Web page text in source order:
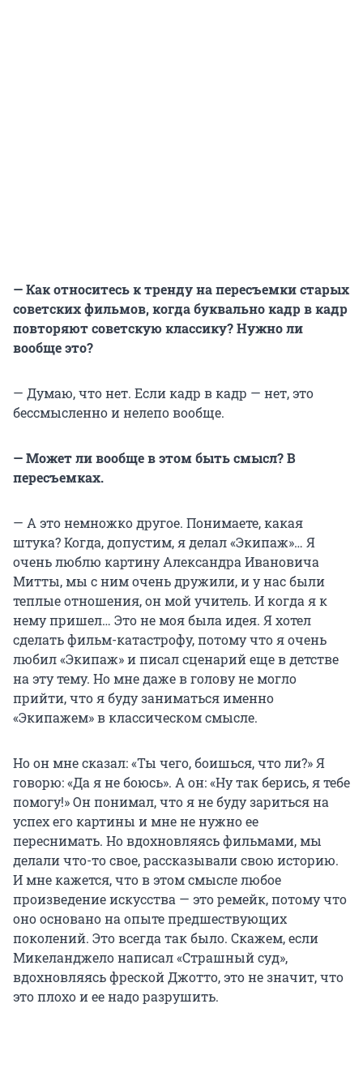
— Как относитесь к тренду на пересъемки старых
советских фильмов, когда буквально кадр в кадр
повторяют советскую классику? Нужно ли
вообще это?
— Думаю, что нет. Если кадр в кадр — нет, это
бессмысленно и нелепо вообще.
— Может ли вообще в этом быть смысл? В
пересъемках.
— А это немножко другое. Понимаете, какая
штука? Когда, допустим, я делал «Экипаж»… Я
очень люблю картину Александра Ивановича
Митты, мы с ним очень дружили, и у нас были
теплые отношения, он мой учитель. И когда я к
нему пришел… Это не моя была идея. Я хотел
сделать фильм-катастрофу, потому что я очень
любил «Экипаж» и писал сценарий еще в детстве
на эту тему. Но мне даже в голову не могло
прийти, что я буду заниматься именно
«Экипажем» в классическом смысле.
Но он мне сказал: «Ты чего, боишься, что ли?» Я
говорю: «Да я не боюсь». А он: «Ну так берись, я тебе
помогу!» Он понимал, что я не буду зариться на
успех его картины и мне не нужно ее
переснимать. Но вдохновляясь фильмами, мы
делали что-то свое, рассказывали свою историю.
И мне кажется, что в этом смысле любое
произведение искусства — это ремейк, потому что
оно основано на опыте предшествующих
поколений. Это всегда так было. Скажем, если
Микеланджелонаписал «Страшный суд»,
вдохновляясь фреской Джотто, это не значит, что
это плохо и ее надо разрушить.